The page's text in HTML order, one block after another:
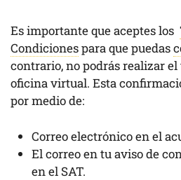
Es importante que aceptes los
Condicionespara que puedas
contrario, no podrás realizar
oficina virtual. Esta
por medio de:
Correo electrónico en el
El correo en tu aviso de
en el SAT.